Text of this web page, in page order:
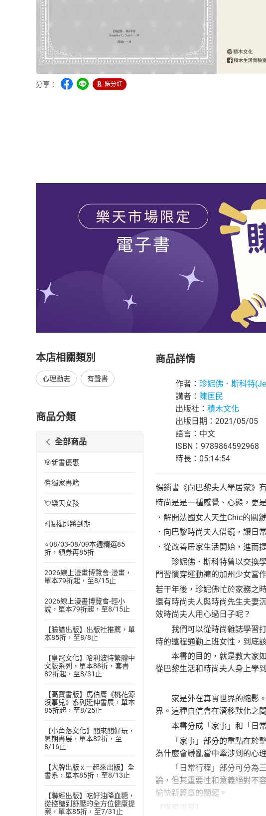
分享： 賺分紅
本店相關類別
心理勵志 有聲書
商品分類
全部商品
🎯新書優惠
🉐獨家書籍
💘樂天女孩
⚡版權即將到期
⭐08/03-08/09本週精選85
折，領券再85折
2026線上漫畫博覽會-漫畫，
單本79折起，至8/15止
2026線上漫畫博覽會-輕小
說，單本79折起，至8/15止
【臉譜出版】出版社推薦，單
本85折，至8/8止
【皇冠文化】哈利波特繁體中
文版系列，單本88折，套書
82折起，至8/31止
【高寶書版】馬伯庸《桃花源
沒事兒》系列延伸書展，單本
85折起，至8/25止
【小角落文化】閱來閱好玩，
暑期書展，單本82折，至
8/16止
【大牌出版 x 一起來出版】全
書系，單本85折，至8/13止
【聯經出版】吃好油降血糖，
從控醣到舒壓的全方位健康提
案，單本85折，至7/31止
商品詳情
作者： 珍妮佛．斯科特
講者： 陳匡民
出版社： 積木文化
出版日期：2021/05/05
語言：中文
ISBN：9789864592968
時長：05:14:54
暢銷書《向巴黎夫人學居家》
時尚是是一種感覺、心態，更
．解開法國女人天生Chic的關
．向巴黎時尚夫人借鏡，讓日
．從改善居家生活開始，進而
珍妮佛．斯科特曾以交換學
門習慣穿運動褲的加州少女當
若干年後，珍妮佛忙於家務之
還有時尚夫人與時尚先生夫妻
效時尚夫人用心過日子呢？
我們可以從時尚雜誌學習打
時的遠程通勤上班女性，到底
本書的目的，就是教大家如
從巴黎生活和時尚夫人身上學
家是外在真實世界的縮影。
界。這種自信會在潛移默化之
本書分成「家事」和「日常
「家事」部分的重點在於整
為什麼會髒亂當中牽涉到的心
「日常行程」部分可分為三
論，但其重要性和意義絕對不
愉快新篇章的關鍵。
【媒體讚譽】